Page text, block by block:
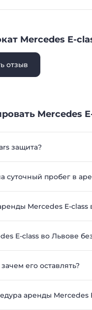
Mercedes E-
отзыв
Mercedes
защита?
суточный пробег в
Mercedes E-class
E-class во Львове
его оставлять?
аренды Mercedes